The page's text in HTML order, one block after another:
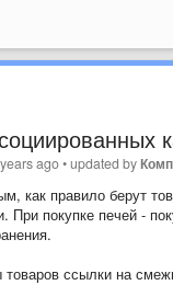
ago•updated by
как правило берут
При покупке печей -
ссылки на